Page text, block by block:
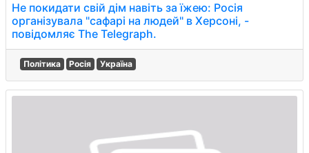
Не покидати свій дім навіть за їжею: Росія
організувала "сафарі на людей" в Херсоні, -
повідомляє The Telegraph.
Політика Росія Україна